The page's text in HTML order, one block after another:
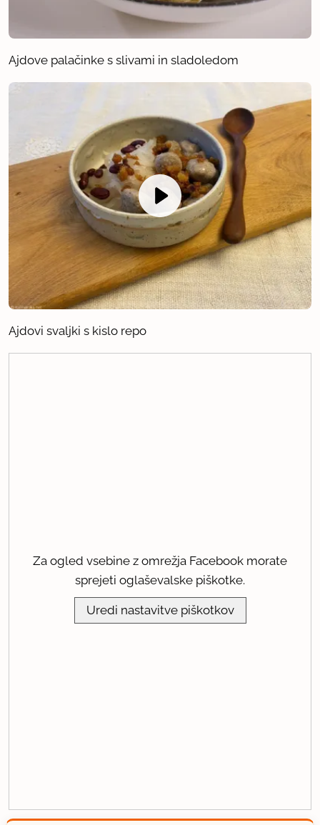
Ajdove palačinke s slivami in sladoledom
Ajdovi svaljki s kislo repo
Za ogled vsebine z omrežja Facebook morate
sprejeti oglaševalske piškotke.
Uredi nastavitve piškotkov